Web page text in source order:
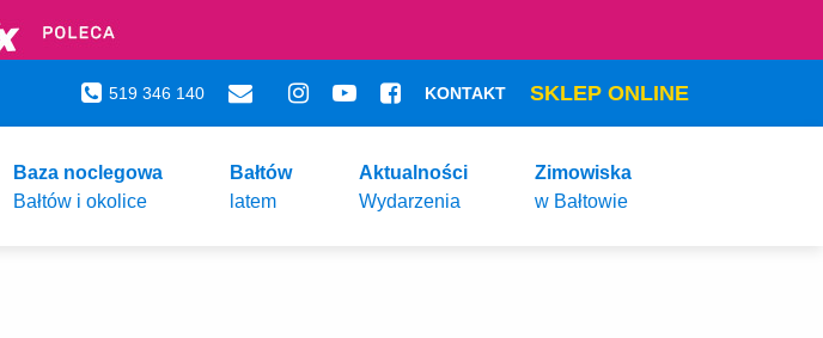
SKLEP ONLINE
KONTAKT
519 346 140
Baza noclegowa
Bałtów i okolice
Bałtów
latem
Aktualności
Wydarzenia
Zimowiska
w Bałtowie